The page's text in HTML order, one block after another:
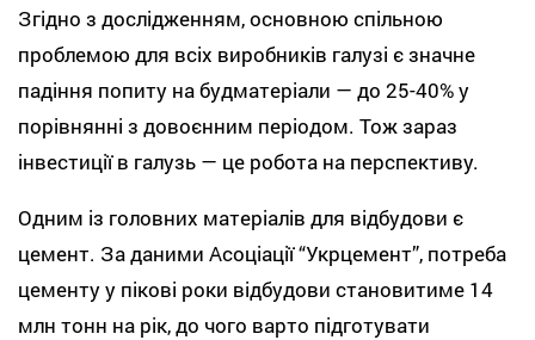
Згідно з дослідженням, основною спільною
проблемою для всіх виробників галузі є значне
падіння попиту на будматеріали — до 25-40% у
порівнянні з довоєнним періодом. Тож зараз
інвестиції в галузь — це робота на перспективу.
Одним із головних матеріалів для відбудови є
цемент. За даними Асоціації “Укрцемент”, потреба
цементу у пікові роки відбудови становитиме 14
млн тонн на рік, до чого варто підготувати